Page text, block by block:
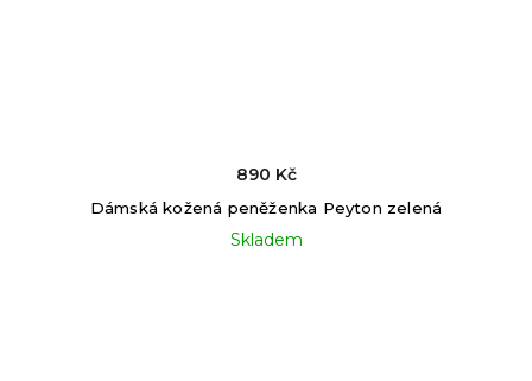
Dámská kožená peněženka Peyton zelená
Skladem
890 Kč